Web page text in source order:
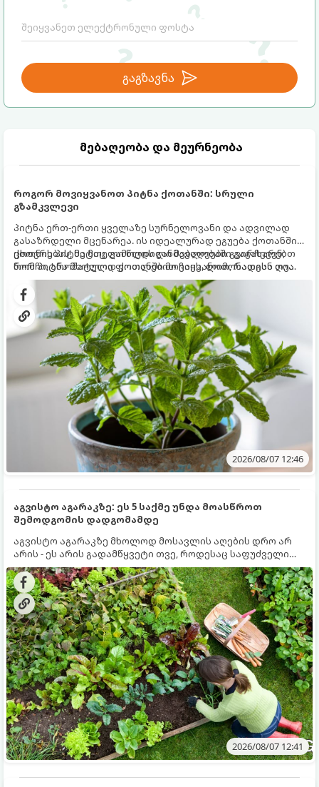
გაგზავნა
მებაღეობა და მეურნეობა
როგორ მოვიყვანოთ პიტნა ქოთანში: სრული
გზამკვლევი
პიტნა ერთ-ერთი ყველაზე სურნელოვანი და ადვილად
გასაზრდელი მცენარეა. ის იდეალურად ეგუება ქოთანში
ცხოვრებას, მეტიც, გამოცდილი მებაღეები გვირჩევენ,
რომ პიტნა მხოლოდ ქოთანში მოვიყვანოთ, რადგან ღია
გრუნტში (ბაღში) დარგვისას ის ფესვებით ძალიან
სწრაფად ვრცელდება და სხვა მცენარეებს ავიწროებს.
ქოთნის პიტნა მთელი წლის განმავლობაში გაგახარებთ
ნორჩი, არომატული ფოთლებით ჩაის, ლიმონათისა თუ
კერძებისთვის.
2026/08/07 12:46
აგვისტო აგარაკზე: ეს 5 საქმე უნდა მოასწროთ
შემოდგომის დადგომამდე
აგვისტო აგარაკზე მხოლოდ მოსავლის აღების დრო არ
არის - ეს არის გადამწყვეტი თვე, როდესაც საფუძველი
ეყრება მომავალი წლის მოსავალს და ბაღი მზადდება
შემოდგომა-ზამთრის სეზონისთვის. იმისათვის, რომ
ნიადაგმა ენერგია აღიდგინოს, ხოლო მცენარეებმა
ზამთარს გაუძლონ, აგვისტოს ბოლომდე 5
მნიშვნელოვანი საქმის გაკეთება უნდა მოასწროთ:
2026/08/07 12:41